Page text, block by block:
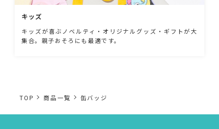
キッズ
キッズが喜ぶノベルティ・オリジナルグッズ・ギフトが大
集合。親子おそろにも最適です。
TOP 商品一覧 缶バッジ